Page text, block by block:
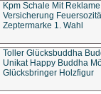
Kpm Schale Mit Reklame
Versicherung
Zeptermarke 1. Wahl
Toller Glücksbuddha
Unikat Happy Buddha
Glücksbringer Holzfigur